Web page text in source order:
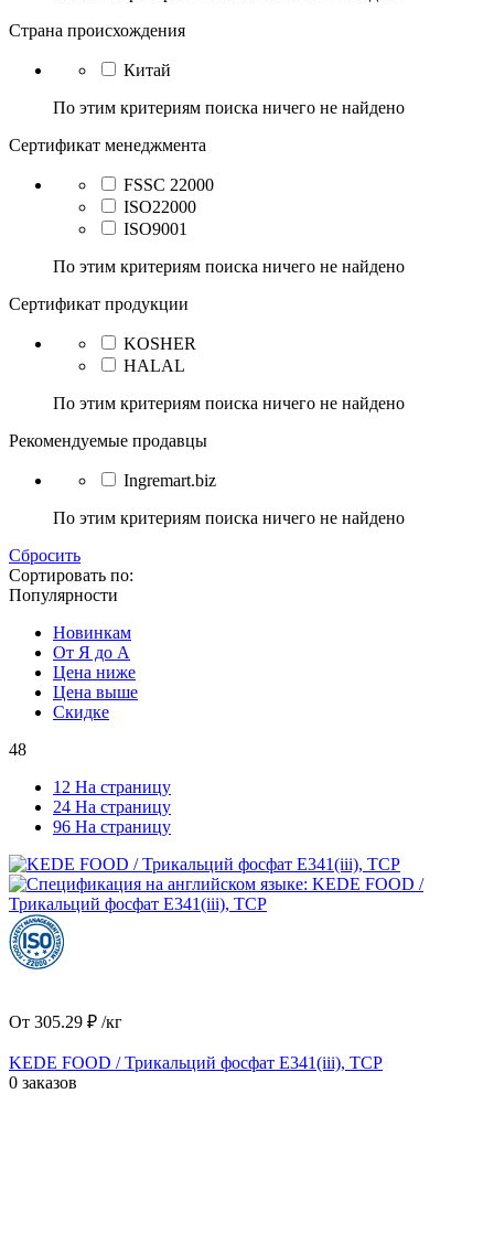
Страна происхождения
Китай
По этим критериям поиска ничего не найдено
Сертификат менеджмента
FSSC 22000
ISO22000
ISO9001
По этим критериям поиска ничего не найдено
Сертификат продукции
KOSHER
HALAL
По этим критериям поиска ничего не найдено
Рекомендуемые продавцы
Ingremart.biz
По этим критериям поиска ничего не найдено
Сбросить
Сортировать по:
Популярности
Новинкам
От Я до А
Цена ниже
Цена выше
Скидке
48
12 На страницу
24 На страницу
96 На страницу
От 305.29 ₽ /кг
KEDE FOOD / Трикальций фосфат E341(iii), TCP
0 заказов